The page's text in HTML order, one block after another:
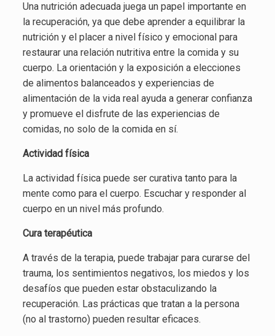
Una nutrición adecuada juega un papel importante en
la recuperación, ya que debe aprender a equilibrar la
nutrición y el placer a nivel físico y emocional para
restaurar una relación nutritiva entre la comida y su
cuerpo. La orientación y la exposición a elecciones
de alimentos balanceados y experiencias de
alimentación de la vida real ayuda a generar confianza
y promueve el disfrute de las experiencias de
comidas, no solo de la comida en sí.
Actividad física
La actividad física puede ser curativa tanto para la
mente como para el cuerpo. Escuchar y responder al
cuerpo en un nivel más profundo.
Cura terapéutica
A través de la terapia, puede trabajar para curarse del
trauma, los sentimientos negativos, los miedos y los
desafíos que pueden estar obstaculizando la
recuperación. Las prácticas que tratan a la persona
(no al trastorno) pueden resultar eficaces.